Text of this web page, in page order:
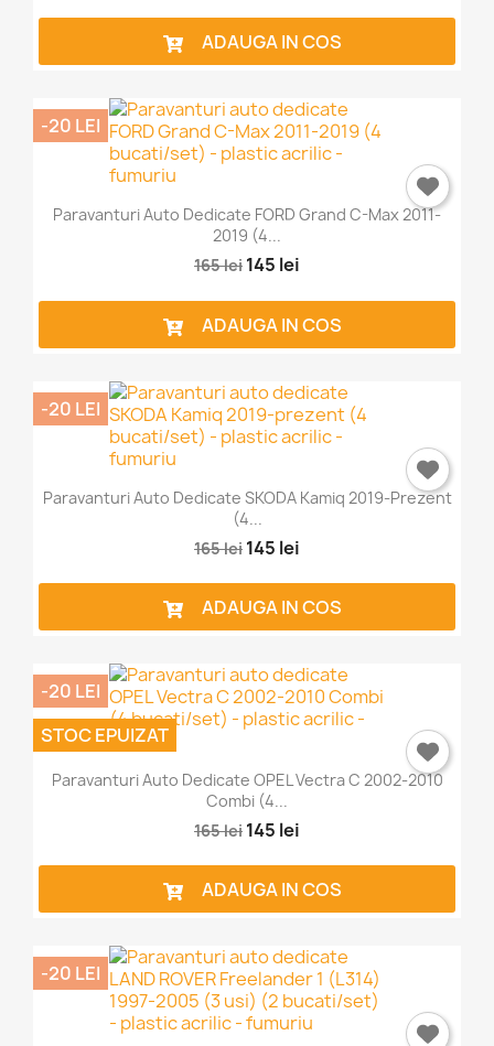
ADAUGA IN COS
Paravanturi Auto Dedicate FORD Grand C-Max 2011-
2019 (4...
165 lei 145 lei
-20 LEI
ADAUGA IN COS
Paravanturi Auto Dedicate SKODA Kamiq 2019-Prezent
(4...
165 lei 145 lei
-20 LEI
ADAUGA IN COS
Paravanturi Auto Dedicate OPEL Vectra C 2002-2010
Combi (4...
165 lei 145 lei
-20 LEI
STOC EPUIZAT
ADAUGA IN COS
-20 LEI